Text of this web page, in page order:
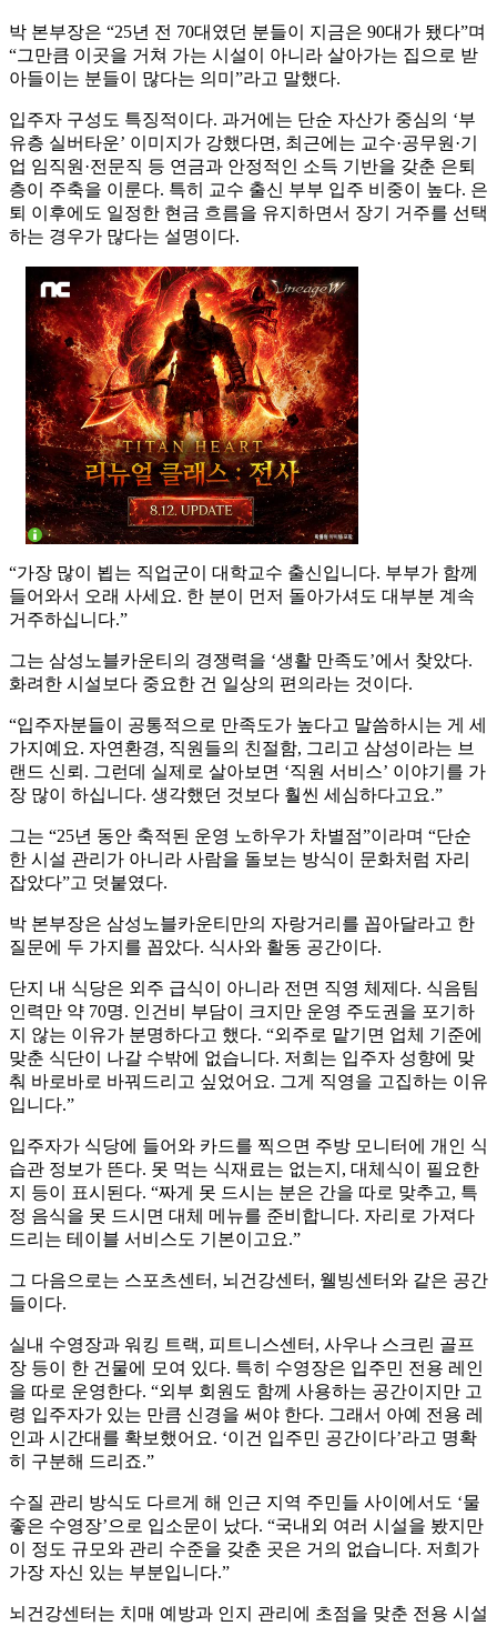
박 본부장은 “25년 전 70대였던 분들이 지금은 90대가 됐다”며
“그만큼 이곳을 거쳐 가는 시설이 아니라 살아가는 집으로 받
아들이는 분들이 많다는 의미”라고 말했다.
입주자 구성도 특징적이다. 과거에는 단순 자산가 중심의 ‘부
유층 실버타운’ 이미지가 강했다면, 최근에는 교수·공무원·기
업 임직원·전문직 등 연금과 안정적인 소득 기반을 갖춘 은퇴
층이 주축을 이룬다. 특히 교수 출신 부부 입주 비중이 높다. 은
퇴 이후에도 일정한 현금 흐름을 유지하면서 장기 거주를 선택
하는 경우가 많다는 설명이다.
“가장 많이 뵙는 직업군이 대학교수 출신입니다. 부부가 함께
들어와서 오래 사세요. 한 분이 먼저 돌아가셔도 대부분 계속
거주하십니다.”
그는 삼성노블카운티의 경쟁력을 ‘생활 만족도’에서 찾았다.
화려한 시설보다 중요한 건 일상의 편의라는 것이다.
“입주자분들이 공통적으로 만족도가 높다고 말씀하시는 게 세
가지예요. 자연환경, 직원들의 친절함, 그리고 삼성이라는 브
랜드 신뢰. 그런데 실제로 살아보면 ‘직원 서비스’ 이야기를 가
장 많이 하십니다. 생각했던 것보다 훨씬 세심하다고요.”
그는 “25년 동안 축적된 운영 노하우가 차별점”이라며 “단순
한 시설 관리가 아니라 사람을 돌보는 방식이 문화처럼 자리
잡았다”고 덧붙였다.
박 본부장은 삼성노블카운티만의 자랑거리를 꼽아달라고 한
질문에 두 가지를 꼽았다. 식사와 활동 공간이다.
단지 내 식당은 외주 급식이 아니라 전면 직영 체제다. 식음팀
인력만 약 70명. 인건비 부담이 크지만 운영 주도권을 포기하
지 않는 이유가 분명하다고 했다. “외주로 맡기면 업체 기준에
맞춘 식단이 나갈 수밖에 없습니다. 저희는 입주자 성향에 맞
춰 바로바로 바꿔드리고 싶었어요. 그게 직영을 고집하는 이유
입니다.”
입주자가 식당에 들어와 카드를 찍으면 주방 모니터에 개인 식
습관 정보가 뜬다. 못 먹는 식재료는 없는지, 대체식이 필요한
지 등이 표시된다. “짜게 못 드시는 분은 간을 따로 맞추고, 특
정 음식을 못 드시면 대체 메뉴를 준비합니다. 자리로 가져다
드리는 테이블 서비스도 기본이고요.”
그 다음으로는 스포츠센터, 뇌건강센터, 웰빙센터와 같은 공간
들이다.
실내 수영장과 워킹 트랙, 피트니스센터, 사우나 스크린 골프
장 등이 한 건물에 모여 있다. 특히 수영장은 입주민 전용 레인
을 따로 운영한다. “외부 회원도 함께 사용하는 공간이지만 고
령 입주자가 있는 만큼 신경을 써야 한다. 그래서 아예 전용 레
인과 시간대를 확보했어요. ‘이건 입주민 공간이다’라고 명확
히 구분해 드리죠.”
수질 관리 방식도 다르게 해 인근 지역 주민들 사이에서도 ‘물
좋은 수영장’으로 입소문이 났다. “국내외 여러 시설을 봤지만
이 정도 규모와 관리 수준을 갖춘 곳은 거의 없습니다. 저희가
가장 자신 있는 부분입니다.”
뇌건강센터는 치매 예방과 인지 관리에 초점을 맞춘 전용 시설